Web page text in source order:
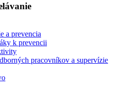
a prevencia
k prevencii
pracovníkov a supervízie